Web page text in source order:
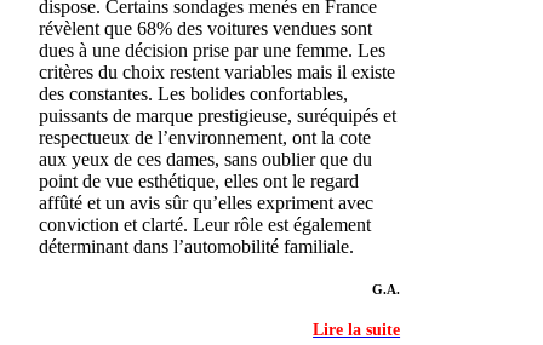
dispose. Certains sondages menés en France
révèlent que 68% des voitures vendues sont
dues à une décision prise par une femme. Les
critères du choix restent variables mais il existe
des constantes. Les bolides confortables,
puissants de marque prestigieuse, suréquipés et
respectueux de l’environnement, ont la cote
aux yeux de ces dames, sans oublier que du
point de vue esthétique, elles ont le regard
affûté et un avis sûr qu’elles expriment avec
conviction et clarté. Leur rôle est également
déterminant dans l’automobilité familiale.
G.A.
Lire la suite